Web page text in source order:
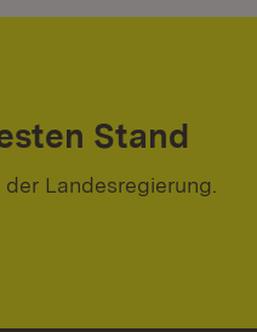
Stand
Landesregierung.